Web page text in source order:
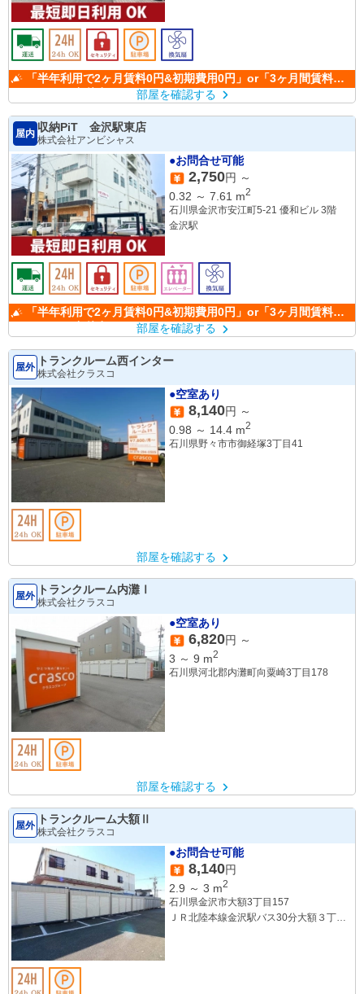
50％OFF」(条件有)
部屋を確認する
屋内
収納PiT 金沢駅東店
株式会社アンビシャス
●お問合せ可能
2,750円 ～
0.32 ～ 7.61 m2
石川県金沢市安江町5-21 優和ビル 3階
金沢駅
部屋を確認する
屋外 トランクルーム西インター
株式会社クラスコ
●空室あり
8,140円 ～
0.98 ～ 14.4 m2
石川県野々市市御経塚3丁目41
部屋を確認する
屋外 トランクルーム内灘Ⅰ
株式会社クラスコ
●空室あり
6,820円 ～
3 ～ 9 m2
石川県河北郡内灘町向粟崎3丁目178
部屋を確認する
屋外 トランクルーム大額Ⅱ
株式会社クラスコ
●お問合せ可能
8,140円
2.9 ～ 3 m2
石川県金沢市大額3丁目157
ＪＲ北陸本線金沢駅バス30分大額３丁目